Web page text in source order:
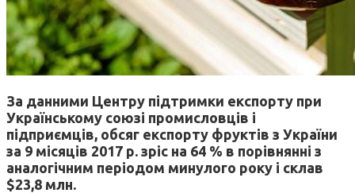
За данними Центру підтримки експорту при
Українському союзі промисловців і
підприємців, обсяг експорту фруктів з України
за 9 місяців 2017 р. зріс на 64 % в порівнянні з
аналогічним періодом минулого року і склав
$23,8 млн.